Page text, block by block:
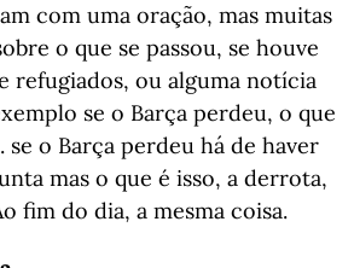
com uma oração, mas muitas
o que se passou, se houve
refugiados, ou alguma notícia
se o Barça perdeu, o que
se o Barça perdeu há de haver
mas o que é isso, a derrota,
fim do dia, a mesma coisa.